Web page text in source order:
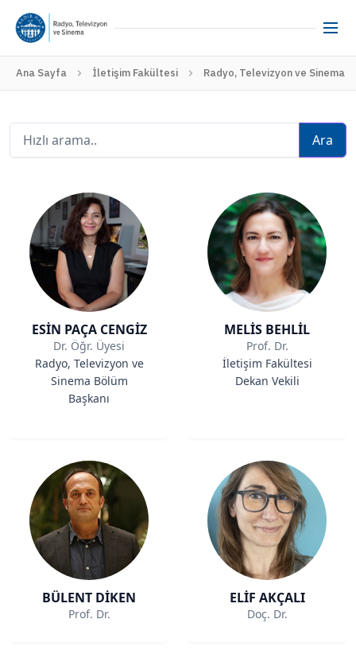
Ana Sayfa İletişim Fakültesi Radyo, Televizyon ve Sinema
Ara
ESİN PAÇA CENGİZ
Dr. Öğr. Üyesi
Radyo, Televizyon ve
Sinema Bölüm
Başkanı
MELİS BEHLİL
Prof. Dr.
İletişim Fakültesi
Dekan Vekili
BÜLENT DİKEN
Prof. Dr.
ELİF AKÇALI
Doç. Dr.